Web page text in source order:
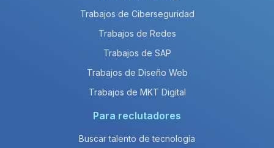
Trabajos de Ciberseguridad
Trabajos de Redes
Trabajos de SAP
Trabajos de Diseño Web
Trabajos de MKT Digital
Para reclutadores
Buscar talento de tecnología